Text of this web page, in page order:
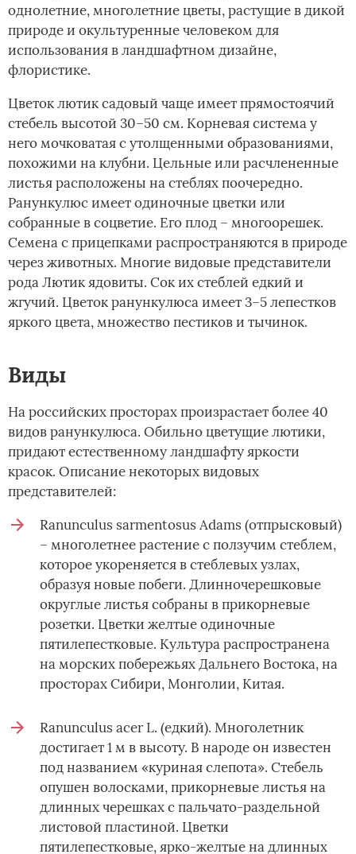
однолетние, многолетние цветы, растущие в дикой
природе и окультуренные человеком для
использования в ландшафтном дизайне,
флористике.
Цветок лютик садовый чаще имеет прямостоячий
стебель высотой 30–50 см. Корневая система у
него мочковатая с утолщенными образованиями,
похожими на клубни. Цельные или расчлененные
листья расположены на стеблях поочередно.
Ранункулюс имеет одиночные цветки или
собранные в соцветие. Его плод – многоорешек.
Семена с прицепками распространяются в природе
через животных. Многие видовые представители
рода Лютик ядовиты. Сок их стеблей едкий и
жгучий. Цветок ранункулюса имеет 3–5 лепестков
яркого цвета, множество пестиков и тычинок.
Виды
На российских просторах произрастает более 40
видов ранункулюса. Обильно цветущие лютики,
придают естественному ландшафту яркости
красок. Описание некоторых видовых
представителей:
Ranunculus sarmentosus Adams (отпрысковый)
– многолетнее растение с ползучим стеблем,
которое укореняется в стеблевых узлах,
образуя новые побеги. Длинночерешковые
округлые листья собраны в прикорневые
розетки. Цветки желтые одиночные
пятилепестковые. Культура распространена
на морских побережьях Дальнего Востока, на
просторах Сибири, Монголии, Китая.
Ranunculus acer L. (едкий). Многолетник
достигает 1 м в высоту. В народе он известен
под названием «куриная слепота». Стебель
опушен волосками, прикорневые листья на
длинных черешках с пальчато-раздельной
листовой пластиной. Цветки
пятилепестковые, ярко-желтые на длинных